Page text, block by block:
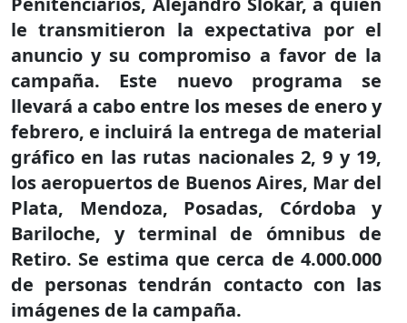
le transmitieron la expectativa por el
anuncio y su compromiso a favor de la
campaña. Este nuevo programa se
llevará a cabo entre los meses de enero y
febrero, e incluirá la entrega de material
gráfico en las rutas nacionales 2, 9 y 19,
los aeropuertos de Buenos Aires, Mar del
Plata, Mendoza, Posadas, Córdoba y
Bariloche, y terminal de ómnibus de
Retiro. Se estima que cerca de 4.000.000
de personas tendrán contacto con las
imágenes de la campaña.